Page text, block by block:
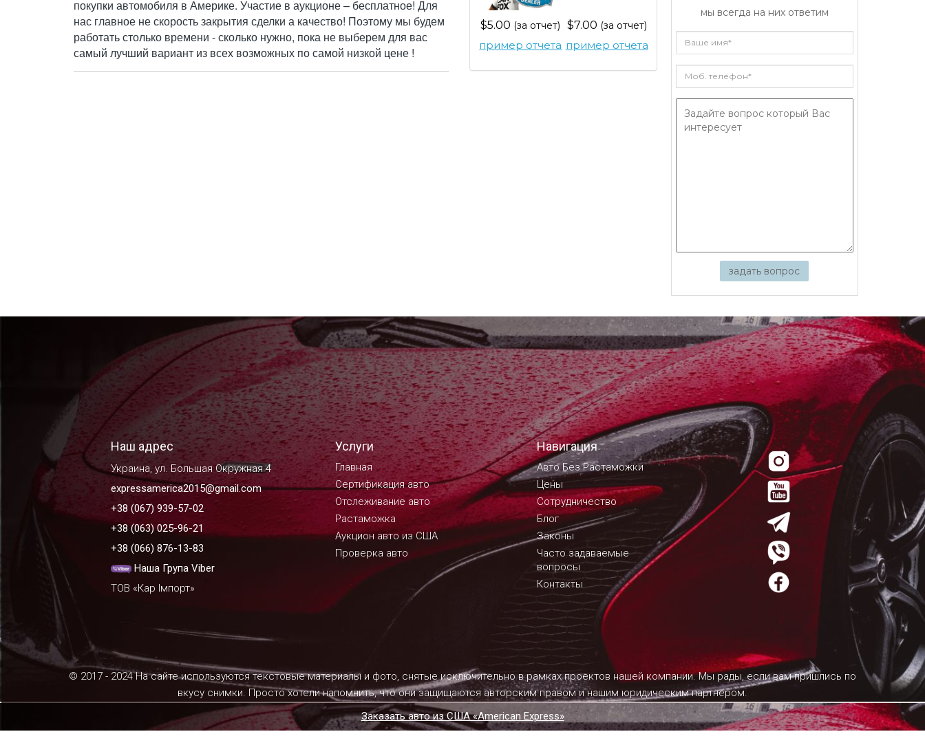
покупки автомобиля в Америке. Участие в аукционе – бесплатное! Для
нас главное не скорость закрытия сделки а качество! Поэтому мы будем
работать столько времени - сколько нужно, пока не выберем для вас
самый лучший вариант из всех возможных по самой низкой цене !
$5.00 (за отчет)
пример отчета
$7.00 (за отчет)
пример отчета
мы всегда на них ответим
задать вопрос
Наш адрес
Украина, ул. Большая Окружная 4
expressamerica2015@gmail.com
+38 (067) 939-57-02
+38 (063) 025-96-21
+38 (066) 876-13-83
Наша Група Viber
ТОВ «Кар Імпорт»
Услуги
Главная
Сертификация авто
Отслеживание авто
Растаможка
Аукцион авто из США
Проверка авто
Навигация
Авто Без Растаможки
Цены
Сотрудничество
Блог
Законы
Часто задаваемые
вопросы
Контакты
© 2017 - 2024 На сайте используются текстовые материалы и фото, снятые исключительно в рамках проектов нашей компании. Мы рады, если вам пришлись по
вкусу снимки. Просто хотели напомнить, что они защищаются авторским правом и нашим юридическим партнером.
Заказать авто из США «American Express»